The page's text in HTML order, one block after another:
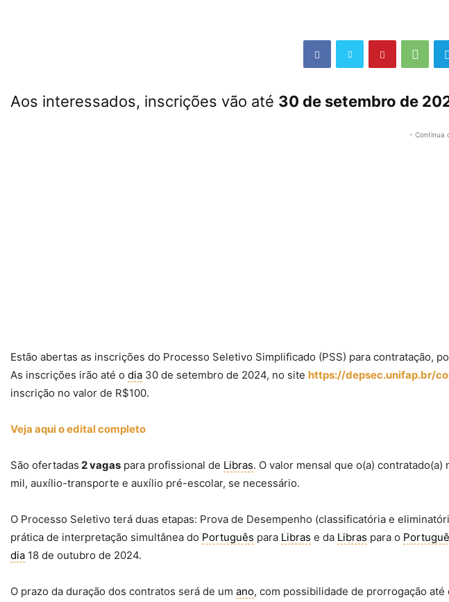
Aos interessados, inscrições vão até 30 de setembro de
- Continua
Estão abertas as inscrições do Processo Seletivo Simplificado (PSS) para contratação,
As inscrições irão até o dia 30 de setembro de 2024, no site https://depsec.unifap.br/
inscrição no valor de R$100.
Veja aqui o edital completo
São ofertadas 2 vagas para profissional de Libras. O valor mensal que o(a) contratado(a)
mil, auxílio-transporte e auxílio pré-escolar, se necessário.
O Processo Seletivo terá duas etapas: Prova de Desempenho (classificatória e
prática de interpretação simultânea do Português para Libras e da Libras para o
dia 18 de outubro de 2024.
O prazo da duração dos contratos será de um ano, com possibilidade de prorrogação